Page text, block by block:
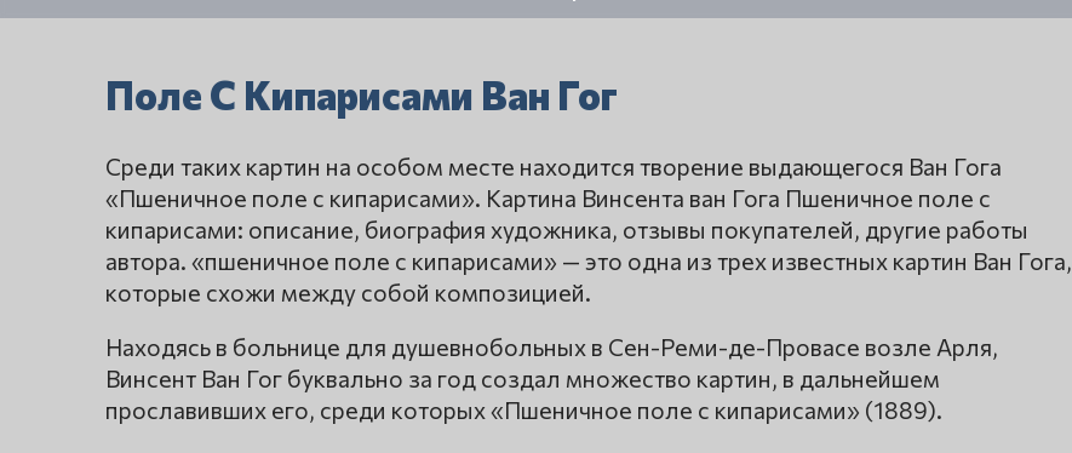
Поле С Кипарисами Ван Гог
Среди таких картин на особом месте находится творение выдающегося Ван Гога
«Пшеничное поле с кипарисами». Картина Винсента ван Гога Пшеничное поле с
кипарисами: описание, биография художника, отзывы покупателей, другие работы
автора. «пшеничное поле с кипарисами» — это одна из трех известных картин Ван Гога,
которые схожи между собой композицией.
Находясь в больнице для душевнобольных в Сен-Реми-де-Провасе возле Арля,
Винсент Ван Гог буквально за год создал множество картин, в дальнейшем
прославивших его, среди которых «Пшеничное поле с кипарисами» (1889).